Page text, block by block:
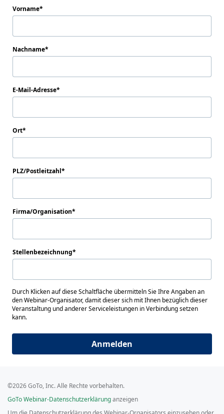
Vorname
Nachname
E-Mail-Adresse
Ort
PLZ/Postleitzahl
Firma/Organisation
Stellenbezeichnung
Durch Klicken auf diese Schaltfläche übermitteln Sie Ihre Angaben an
den Webinar-Organisator, damit dieser sich mit Ihnen bezüglich dieser
Veranstaltung und anderer Serviceleistungen in Verbindung setzen
kann.
Anmelden
©2026 GoTo, Inc. Alle Rechte vorbehalten.
GoTo Webinar-Datenschutzerklärunganzeigen